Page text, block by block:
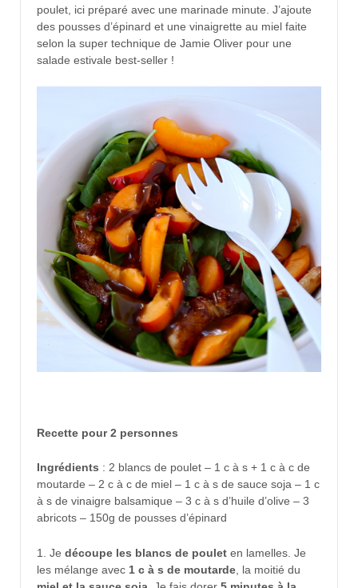
poulet, ici préparé avec une marinade minute. J’ajoute
des pousses d’épinard et une vinaigrette au miel faite
selon la super technique de Jamie Oliver pour une
salade estivale best-seller !
Recette pour 2 personnes
Ingrédients : 2 blancs de poulet – 1 c à s + 1 c à c de
moutarde – 2 c à c de miel – 1 c à s de sauce soja – 1 c
à s de vinaigre balsamique – 3 c à s d’huile d’olive – 3
abricots – 150g de pousses d’épinard
1. Je découpe les blancs de poulet en lamelles. Je
les mélange avec 1 c à s de moutarde , la moitié du